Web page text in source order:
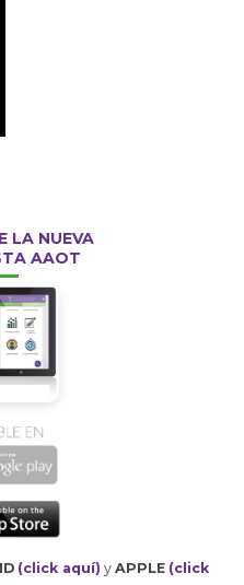
LA NUEVA
AAOT
(click aquí) y APPLE (click